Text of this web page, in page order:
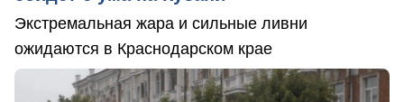
Экстремальная жара и сильные ливни
ожидаются в Краснодарском крае